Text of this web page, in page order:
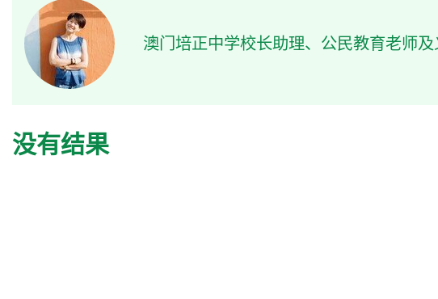
澳门培正中学校长助理、公民教育老师
没有结果